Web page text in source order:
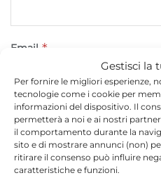
Gestisci la
Per fornire le migliori esperienze,
tecnologie come i cookie per
informazioni del dispositivo. Il
permetterà a noi e ai nostri
il comportamento durante la
sito e di mostrare annunci (non)
ritirare il consenso può influire
caratteristiche e funzioni.
Email *
Sito web